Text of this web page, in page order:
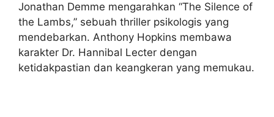
Jonathan Demme mengarahkan “The Silence of
the Lambs,” sebuah thriller psikologis yang
mendebarkan. Anthony Hopkins membawa
karakter Dr. Hannibal Lecter dengan
ketidakpastian dan keangkeran yang memukau.